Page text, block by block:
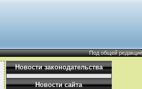
Под общей
Новости законодательства
Новости сайта